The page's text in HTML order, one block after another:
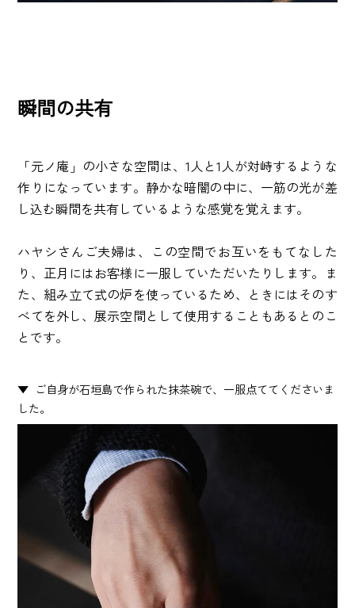
瞬間の共有
「元ノ庵」の小さな空間は、1人と1人が対峙するような
作りになっています。静かな暗闇の中に、一筋の光が差
し込む瞬間を共有しているような感覚を覚えます。
ハヤシさんご夫婦は、この空間でお互いをもてなした
り、正月にはお客様に一服していただいたりします。ま
た、組み立て式の炉を使っているため、ときにはそのす
べてを外し、展示空間として使用することもあるとのこ
とです。
ご自身が石垣島で作られた抹茶碗で、一服点ててくださいま
した。